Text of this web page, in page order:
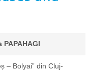
– Bolyai” din Cluj-